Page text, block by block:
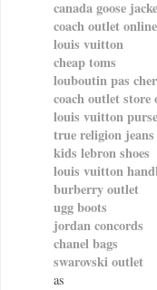
canada goose
coach outlet online
louis vuitton
cheap toms
louboutin pas cher
coach outlet store
louis vuitton
true religion
kids lebron shoes
louis vuitton
burberry outlet
ugg boots
jordan concords
chanel bags
swarovski outlet
as